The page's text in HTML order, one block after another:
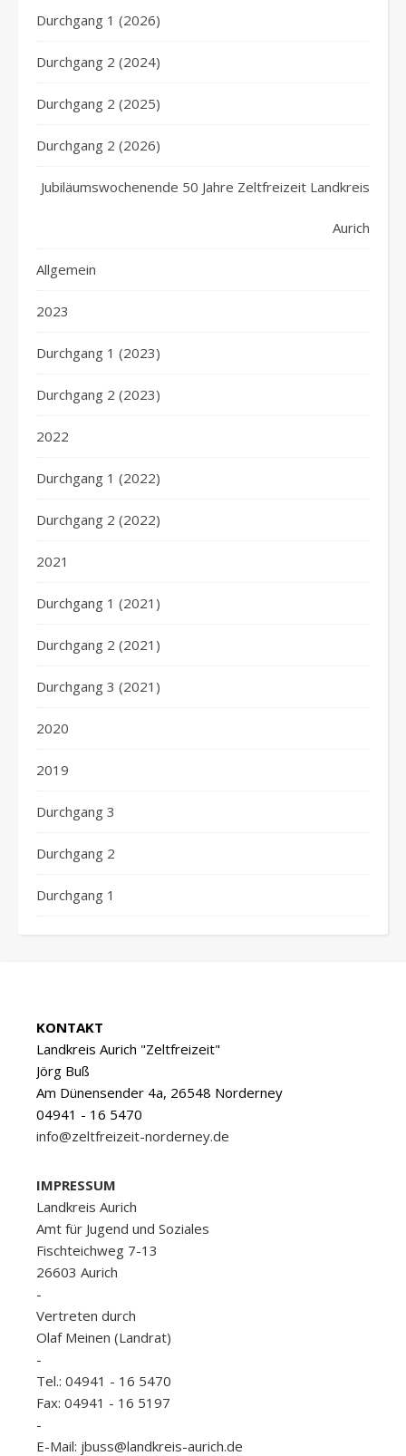
Durchgang 1 (2026)
Durchgang 2 (2024)
Durchgang 2 (2025)
Durchgang 2 (2026)
Jubiläumswochenende 50 Jahre Zeltfreizeit Landkreis
Aurich
Allgemein
2023
Durchgang 1 (2023)
Durchgang 2 (2023)
2022
Durchgang 1 (2022)
Durchgang 2 (2022)
2021
Durchgang 1 (2021)
Durchgang 2 (2021)
Durchgang 3 (2021)
2020
2019
Durchgang 3
Durchgang 2
Durchgang 1
KONTAKT
Landkreis Aurich "Zeltfreizeit"
Jörg Buß
Am Dünensender 4a, 26548 Norderney
04941 - 16 5470
info@zeltfreizeit-norderney.de
IMPRESSUM
Landkreis Aurich
Amt für Jugend und Soziales
Fischteichweg 7-13
26603 Aurich
-
Vertreten durch
Olaf Meinen (Landrat)
-
Tel.: 04941 - 16 5470
Fax: 04941 - 16 5197
-
E-Mail: jbuss@landkreis-aurich.de